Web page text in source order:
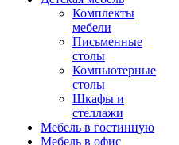
Комплекты
мебели
Письменные
столы
Компьютерные
столы
Шкафы и
стеллажи
Мебель в гостинную
Мебель в офис